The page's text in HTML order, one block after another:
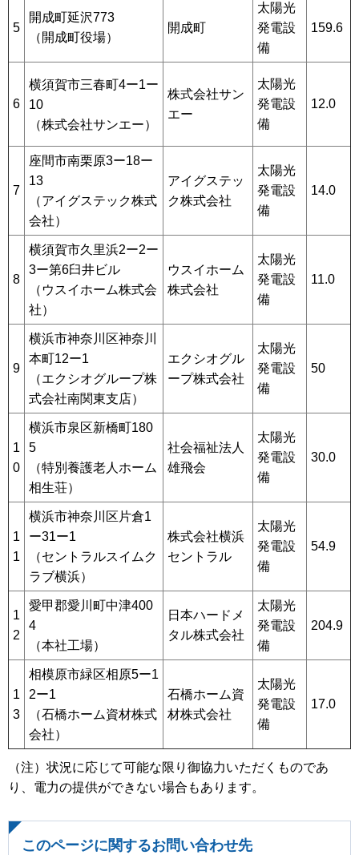
5
開成町延沢773
（開成町役場）
開成町
太陽光
発電設
備
159.6
6
横須賀市三春町4ー1ー
10
（株式会社サンエー）
株式会社サン
エー
太陽光
発電設
備
12.0
7
座間市南栗原3ー18ー
13
（アイグステック株式
会社）
アイグステッ
ク株式会社
太陽光
発電設
備
14.0
8
横須賀市久里浜2ー2ー
3ー第6臼井ビル
（ウスイホーム株式会
社）
ウスイホーム
株式会社
太陽光
発電設
備
11.0
9
横浜市神奈川区神奈川
本町12ー1
（エクシオグループ株
式会社南関東支店）
エクシオグル
ープ株式会社
太陽光
発電設
備
50
1
0
横浜市泉区新橋町180
5
（特別養護老人ホーム
相生荘）
社会福祉法人
雄飛会
太陽光
発電設
備
30.0
1
1
横浜市神奈川区片倉1
ー31ー1
（セントラルスイムク
ラブ横浜）
株式会社横浜
セントラル
太陽光
発電設
備
54.9
1
2
愛甲郡愛川町中津400
4
（本社工場）
日本ハードメ
タル株式会社
太陽光
発電設
備
204.9
1
3
相模原市緑区相原5ー1
2ー1
（石橋ホーム資材株式
会社）
石橋ホーム資
材株式会社
太陽光
発電設
備
17.0
（注）状況に応じて可能な限り御協力いただくものであ
り、電力の提供ができない場合もあります。
このページに関するお問い合わせ先